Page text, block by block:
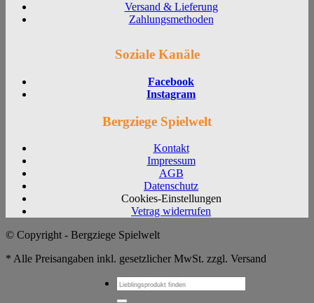
Versand & Lieferung
Zahlungsmethoden
Soziale Kanäle
Facebook
Instagram
Bergziege Spielwelt
Kontakt
Impressum
AGB
Datenschutz
Cookies-Einstellungen
Vetrag widerrufen
© Copyright - Bergziege Spielwelt
* Alle Preisangaben inkl. gesetzlicher MwSt. zzgl. Versand
Suchen
nach: